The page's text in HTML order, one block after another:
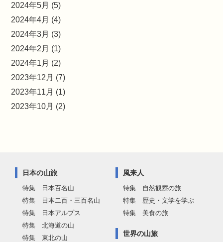
2024年5月 (5)
2024年4月 (4)
2024年3月 (3)
2024年2月 (1)
2024年1月 (2)
2023年12月 (7)
2023年11月 (1)
2023年10月 (2)
日本の山旅
特集 日本百名山
特集 日本二百・三百名山
特集 日本アルプス
特集 北海道の山
特集 東北の山
風来人
特集 自然観察の旅
特集 歴史・文学を学ぶ
特集 美食の旅
世界の山旅